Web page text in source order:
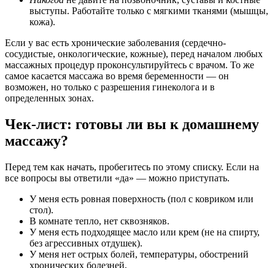
выступы. Работайте только с мягкими тканями (мышцы,
кожа).
Если у вас есть хронические заболевания (сердечно-
сосудистые, онкологические, кожные), перед началом любых
массажных процедур проконсультируйтесь с врачом. То же
самое касается массажа во время беременности — он
возможен, но только с разрешения гинеколога и в
определенных зонах.
Чек-лист: готовы ли вы к домашнему
массажу?
Перед тем как начать, пробегитесь по этому списку. Если на
все вопросы вы ответили «да» — можно приступать.
У меня есть ровная поверхность (пол с ковриком или
стол).
В комнате тепло, нет сквозняков.
У меня есть подходящее масло или крем (не на спирту,
без агрессивных отдушек).
У меня нет острых болей, температуры, обострений
хронических болезней.